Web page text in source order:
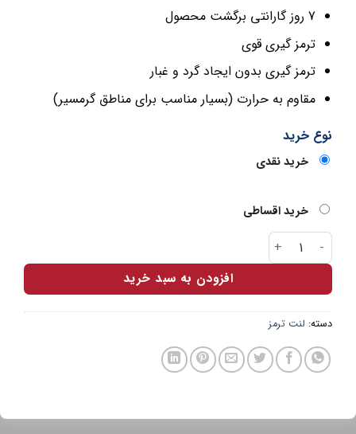
7 روز گارانتی برگشت محصول
ترمز گیری قوی
ترمز گیری بدون ایجاد گرد و غبار
مقاوم به حرارت (بسیار مناسب برای مناطق گرمسیر)
نوع خرید
خرید نقدی
خرید اقساطی
لنت جلو لیفان X60 سرامیکی اتوفیکس عدد
افزودن به سبد خرید
دسته:لنت ترمز